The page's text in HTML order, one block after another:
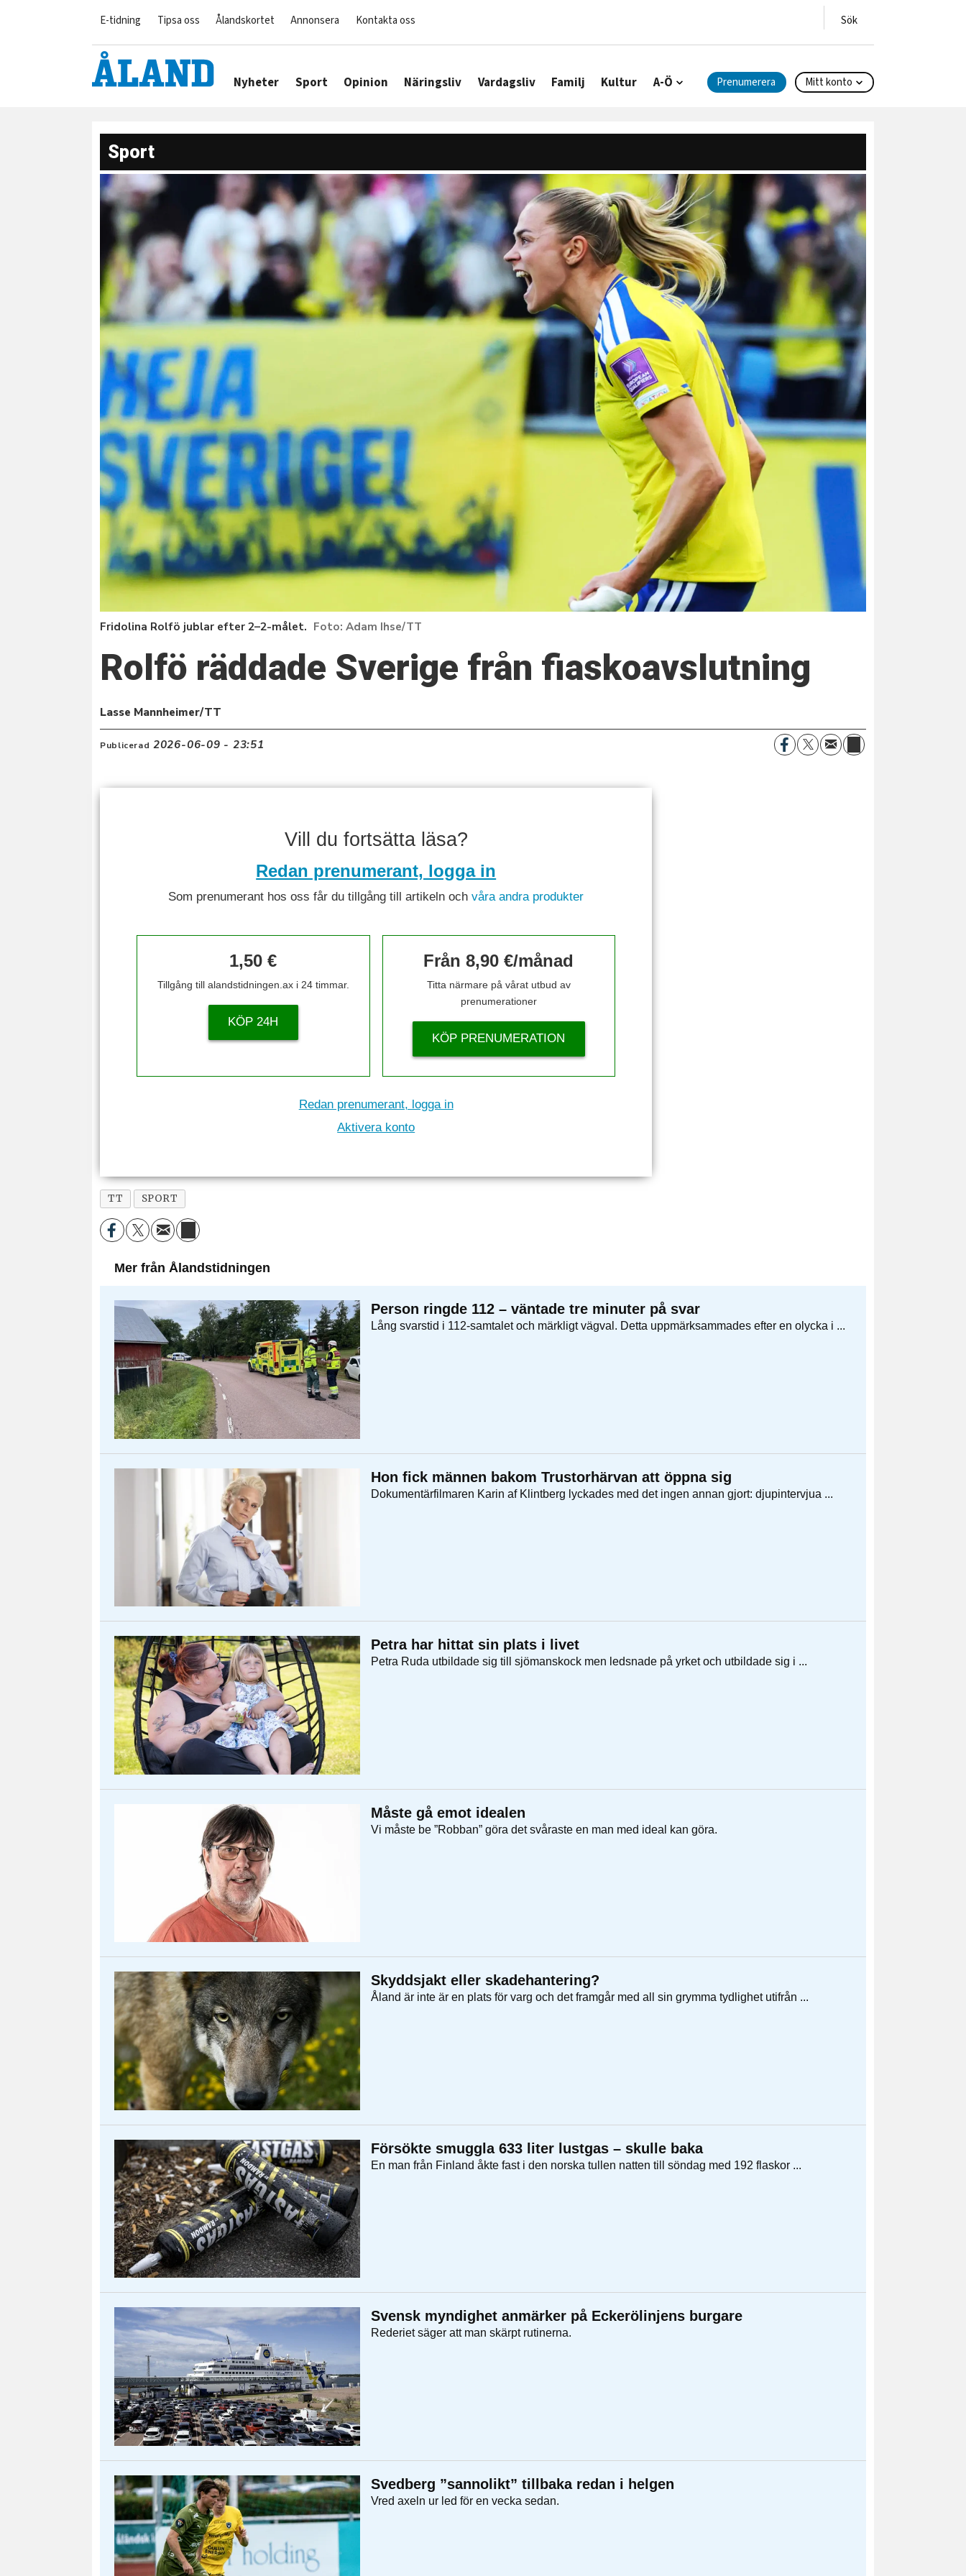
E-tidning Tipsa oss Ålandskortet Annonsera Kontakta oss
Nyheter Sport Opinion Näringsliv Vardagsliv Familj Kultur A-Ö Prenumerera Mitt konto
Sport
Fridolina Rolfö jublar efter 2–2-målet. Adam Ihse/TT
Rolfö räddade Sverige från fiaskoavslutning
Lasse Mannheimer/TT
Publicerad 2026-06-09 - 23:51
Vill du fortsätta läsa?
Redan prenumerant, logga in
Som prenumerant hos oss får du tillgång till artikeln ochvåra andra produkter
1,50 €
Tillgång till alandstidningen.ax i 24 timmar.
KÖP 24H
Från 8,90 €/månad
Titta närmare på vårat utbud av
prenumerationer
KÖP PRENUMERATION
Redan prenumerant, logga in
Aktivera konto
TT SPORT